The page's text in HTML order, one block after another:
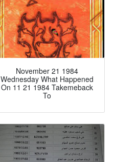
November 21 1984
Wednesday What Happened
On 11 21 1984 Takemeback
To